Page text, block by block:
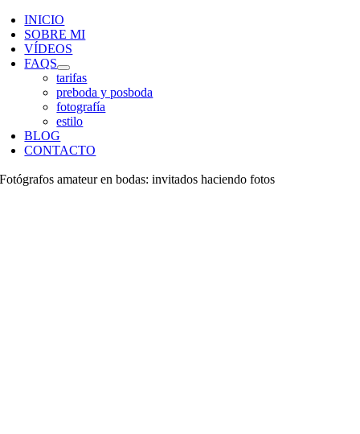
INICIO
SOBRE MI
VÍDEOS
FAQS
tarifas
preboda y posboda
fotografía
estilo
BLOG
CONTACTO
Fotógrafos amateur en bodas: invitados haciendo fotos